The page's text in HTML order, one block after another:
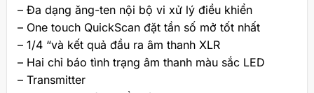
– Đa dạng ăng-ten nội bộ vi xử lý điều khiển
– One touch QuickScan đặt tần số mở tốt nhất
– 1/4 “và kết quả đầu ra âm thanh XLR
– Hai chỉ báo tình trạng âm thanh màu sắc LED
– Transmitter